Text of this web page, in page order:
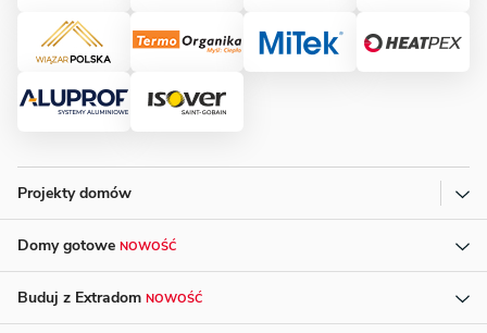
Projekty domów
Domy gotowe NOWOŚĆ
Buduj z Extradom NOWOŚĆ